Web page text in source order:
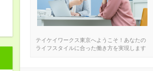
テイケイワークス東京へようこそ！あなたの
ライフスタイルに合った働き方を実現します